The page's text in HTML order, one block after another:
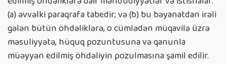
(a) əvvəlki paraqrafa tabedir; və (b) bu ​​bəyanatdan irəli
gələn bütün öhdəliklərə, o cümlədən müqavilə üzrə
məsuliyyətə, hüquq pozuntusuna və qanunla
müəyyən edilmiş öhdəliyin pozulmasına şamil edilir.